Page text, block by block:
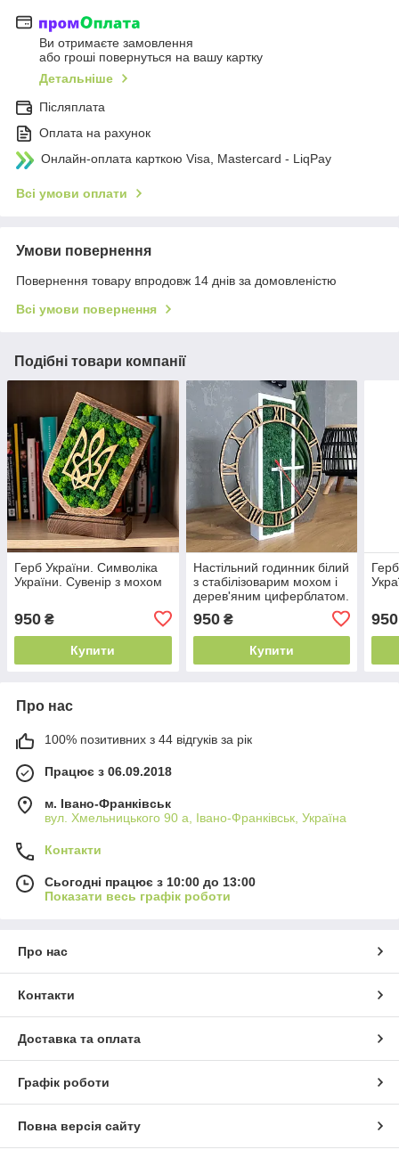
Ви отримаєте замовлення
або гроші повернуться на вашу картку
Детальніше
Післяплата
Оплата на рахунок
Онлайн-оплата карткою Visa, Mastercard - LiqPay
Всі умови оплати
Умови повернення
Повернення товару впродовж 14 днів за домовленістю
Всі умови повернення
Подібні товари компанії
Герб України. Символіка
України. Сувенір з мохом
950 ₴
Купити
Настільний годинник білий
з стабілізоварим мохом і
дерев'яним циферблатом.
950₴
Купити
950
Про нас
100% позитивних з 44 відгуків за рік
Працює з 06.09.2018
м. Івано-Франківськ
вул. Хмельницького 90 а, Івано-Франківськ, Україна
Контакти
Сьогодні працює з 10:00 до 13:00
Показати весь графік роботи
Про нас
Контакти
Доставка та оплата
Графік роботи
Повна версія сайту